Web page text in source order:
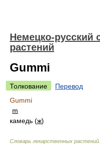
Немецко-русский
растений
Gummi
Толкование
Перевод
Gummi
m
камедь (ж)
Словарь лекарственных